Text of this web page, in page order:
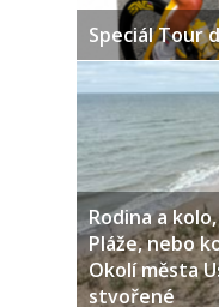
Speciál Tour
Rodina a
Pláže, nebo
Okolí města
stvořené